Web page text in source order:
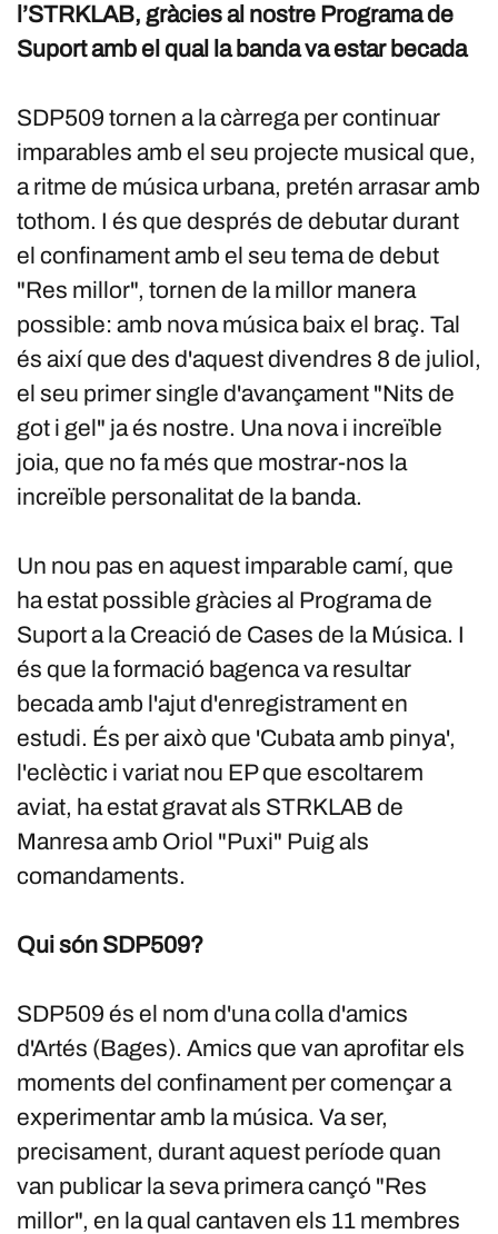
l’STRKLAB, gràcies al nostre Programa de
Suport amb el qual la banda va estar becada
SDP509 tornen a la càrrega per continuar
imparables amb el seu projecte musical que,
a ritme de música urbana, pretén arrasar amb
tothom. I és que després de debutar durant
el confinament amb el seu tema de debut
"Res millor", tornen de la millor manera
possible: amb nova música baix el braç. Tal
és així que des d'aquest divendres 8 de juliol,
el seu primer single d'avançament "Nits de
got i gel" ja és nostre. Una nova i increïble
joia, que no fa més que mostrar-nos la
increïble personalitat de la banda.
Un nou pas en aquest imparable camí, que
ha estat possible gràcies al Programa de
Suport a la Creació de Cases de la Música. I
és que la formació bagenca va resultar
becada amb l'ajut d'enregistrament en
estudi. És per això que 'Cubata amb pinya',
l'eclèctic i variat nou EP que escoltarem
aviat, ha estat gravat als STRKLAB de
Manresa amb Oriol "Puxi" Puig als
comandaments.
Qui són SDP509?
SDP509 és el nom d'una colla d'amics
d'Artés (Bages). Amics que van aprofitar els
moments del confinament per començar a
experimentar amb la música. Va ser,
precisament, durant aquest període quan
van publicar la seva primera cançó "Res
millor", en la qual cantaven els 11 membres